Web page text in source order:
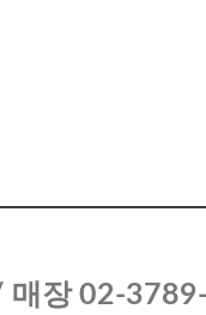
매장 02-